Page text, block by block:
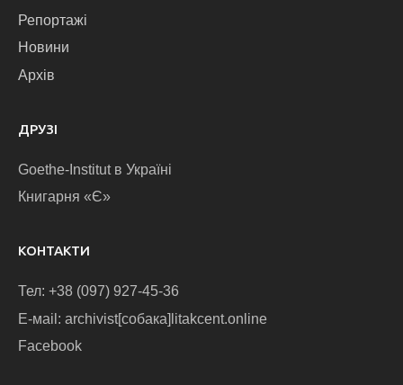
Репортажі
Новини
Архів
ДРУЗІ
Goethe-Institut в Україні
Книгарня «Є»
КОНТАКТИ
Тел: +38 (097) 927-45-36
E-маіl: archivist[собака]litakcent.online
Facebook